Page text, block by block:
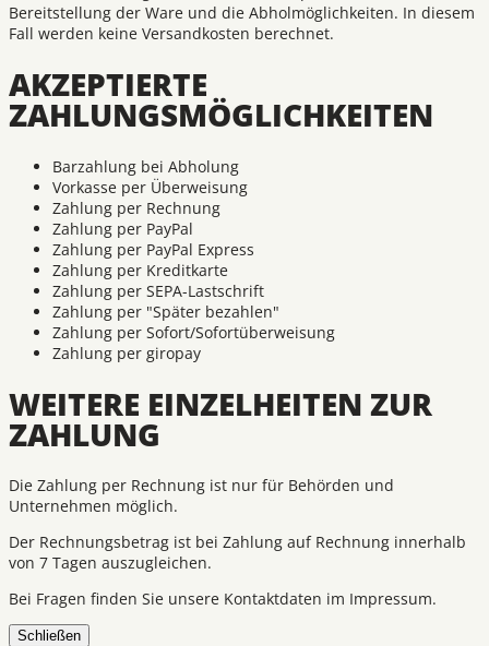
Bereitstellung der Ware und die Abholmöglichkeiten. In diesem
Fall werden keine Versandkosten berechnet.
AKZEPTIERTE
ZAHLUNGSMÖGLICHKEITEN
Barzahlung bei Abholung
Vorkasse per Überweisung
Zahlung per Rechnung
Zahlung per PayPal
Zahlung per PayPal Express
Zahlung per Kreditkarte
Zahlung per SEPA-Lastschrift
Zahlung per "Später bezahlen"
Zahlung per Sofort/Sofortüberweisung
Zahlung per giropay
WEITERE EINZELHEITEN ZUR
ZAHLUNG
Die Zahlung per Rechnung ist nur für Behörden und
Unternehmen möglich.
Der Rechnungsbetrag ist bei Zahlung auf Rechnung innerhalb
von 7 Tagen auszugleichen.
Bei Fragen finden Sie unsere Kontaktdaten im Impressum.
Schließen